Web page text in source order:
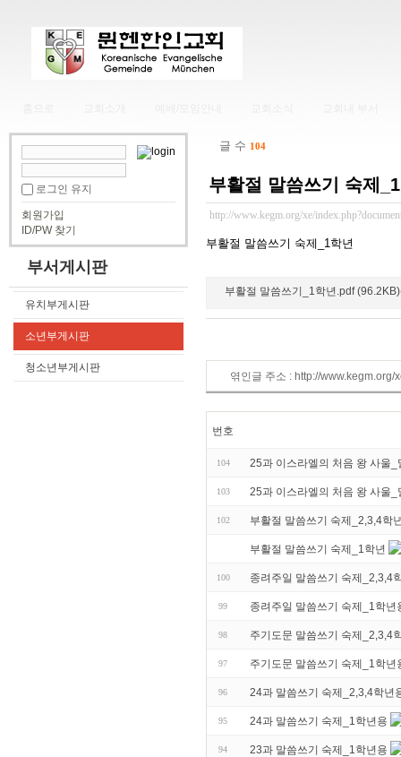
로그인 유지
회원가입
ID/PW 찾기
부서게시판
유치부게시판
소년부게시판
청소년부게시판
글 수 104
부활절 말씀쓰기 숙제
http://www.kegm.org/xe/
부활절 말씀쓰기 숙제_1학년
부활절 말씀쓰기_1학년.pdf
엮인글 주소 : http://
번호
104 25과 이스라엘의 처음 왕 사울
103 25과 이스라엘의 처음 왕 사울
102 부활절 말씀쓰기 숙제_2,3,4학
부활절 말씀쓰기 숙제_1학년
100 종려주일 말씀쓰기 숙제_2,3,4
99 종려주일 말씀쓰기 숙제_1학년
98 주기도문 말씀쓰기 숙제_2,3,4
97 주기도문 말씀쓰기 숙제_1학년
96 24과 말씀쓰기 숙제_2,3,4학년
95 24과 말씀쓰기 숙제_1학년용
94 23과 말씀쓰기 숙제_1학년용